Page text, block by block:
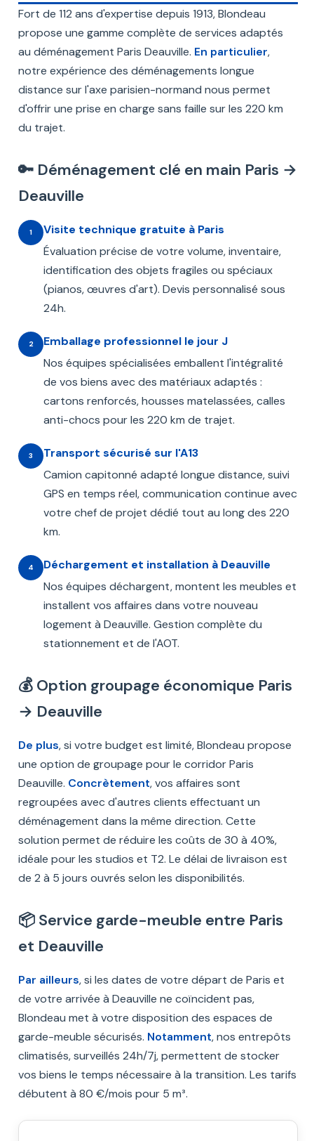
Fort de 112 ans d'expertise depuis 1913, Blondeau
propose une gamme complète de services adaptés
au déménagement Paris Deauville. En particulier,
notre expérience des déménagements longue
distance sur l'axe parisien-normand nous permet
d'offrir une prise en charge sans faille sur les 220 km
du trajet.
🔑 Déménagement clé en main Paris →
Deauville
1
Visite technique gratuite à Paris
Évaluation précise de votre volume, inventaire,
identification des objets fragiles ou spéciaux
(pianos, œuvres d'art). Devis personnalisé sous
24h.
2
Emballage professionnel le jour J
Nos équipes spécialisées emballent l'intégralité
de vos biens avec des matériaux adaptés :
cartons renforcés, housses matelassées, calles
anti-chocs pour les 220 km de trajet.
3
Transport sécurisé sur l'A13
Camion capitonné adapté longue distance, suivi
GPS en temps réel, communication continue avec
votre chef de projet dédié tout au long des 220
km.
4
Déchargement et installation à Deauville
Nos équipes déchargent, montent les meubles et
installent vos affaires dans votre nouveau
logement à Deauville. Gestion complète du
stationnement et de l'AOT.
💰 Option groupage économique Paris
→ Deauville
De plus, si votre budget est limité, Blondeau propose
une option de groupage pour le corridor Paris
Deauville. Concrètement, vos affaires sont
regroupées avec d'autres clients effectuant un
déménagement dans la même direction. Cette
solution permet de réduire les coûts de 30 à 40%,
idéale pour les studios et T2. Le délai de livraison est
de 2 à 5 jours ouvrés selon les disponibilités.
📦 Service garde-meuble entre Paris
et Deauville
Par ailleurs, si les dates de votre départ de Paris et
de votre arrivée à Deauville ne coïncident pas,
Blondeau met à votre disposition des espaces de
garde-meuble sécurisés. Notamment, nos entrepôts
climatisés, surveillés 24h/7j, permettent de stocker
vos biens le temps nécessaire à la transition. Les tarifs
débutent à 80 €/mois pour 5 m³.